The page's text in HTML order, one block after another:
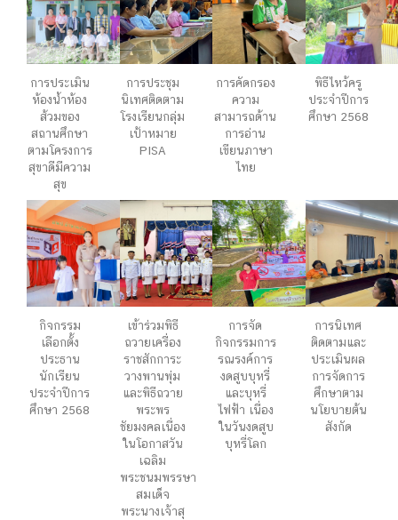
การประเมิน
ห้องน้ำห้อง
ส้วมของ
สถานศึกษา
ตามโครงการ
สุขาดีมีความ
สุข
การประชุม
นิเทศติดตาม
โรงเรียนกลุ่ม
เป้าหมาย
PISA
การคัดกรอง
ความ
สามารถด้าน
การอ่าน
เขียนภาษา
ไทย
พิธีไหว้ครู
ประจำปีการ
ศึกษา 2568
กิจกรรม
เลือกตั้ง
ประธาน
นักเรียน
ประจำปีการ
ศึกษา 2568
เข้าร่วมพิธี
ถวายเครื่อง
ราชสักการะ
วางพานพุ่ม
และพิธีถวาย
พระพร
ชัยมงคลเนื่อง
ในโอกาสวัน
เฉลิม
พระชนมพรรษา
สมเด็จ
พระนางเจ้าสุ
การจัด
กิจกรรมการ
รณรงค์การ
งดสูบบุหรี่
และบุหรี่
ไฟฟ้า เนื่อง
ในวันงดสูบ
บุหรี่โลก
การนิเทศ
ติดตามและ
ประเมินผล
การจัดการ
ศึกษาตาม
นโยบายต้น
สังกัด